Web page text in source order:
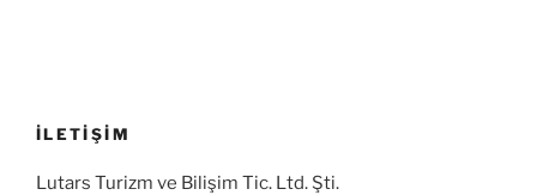
İLETİŞİM
Lutars Turizm ve Bilişim Tic. Ltd. Şti.